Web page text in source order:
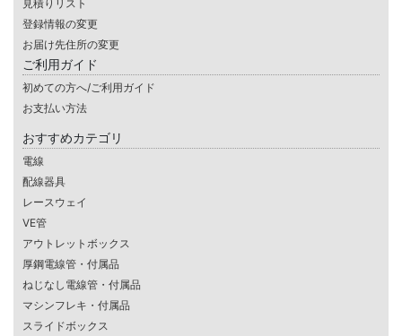
見積りリスト
登録情報の変更
お届け先住所の変更
ご利用ガイド
初めての方へ/ご利用ガイド
お支払い方法
おすすめカテゴリ
電線
配線器具
レースウェイ
VE管
アウトレットボックス
厚鋼電線管・付属品
ねじなし電線管・付属品
マシンフレキ・付属品
スライドボックス